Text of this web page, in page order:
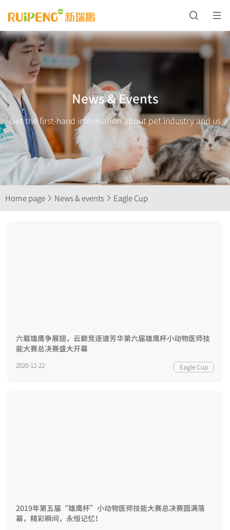
News & Events
Get the first-hand information about pet industry and us
Home page News & events Eagle Cup
六载雄鹰争展翅，云巅竞逐谱芳华第六届雄鹰杯小动物医师技
能大赛总决赛盛大开幕
2020-12-22 Eagle Cup
2019年第五届“雄鹰杯”小动物医师技能大赛总决赛圆满落
幕，精彩瞬间，永恒记忆！